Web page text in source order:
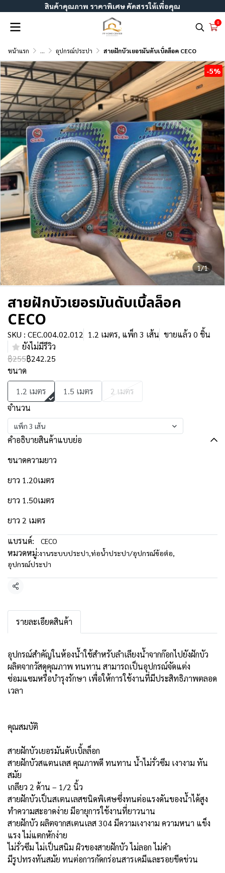
สินค้าคุณภาพ ราคาพิเศษ คัดสรรให้เพื่อคุณ
0
หน้าแรก ... อุปกรณ์ประปา สายฝักบัวเยอรมันดับเบิ้ลล็อค CECO
1/1
-5%
สายฝักบัวเยอรมันดับเบิ้ลล็อค
CECO
SKU : CEC.004.02.012 1.2 เมตร, แพ็ก 3 เส้น ขายแล้ว 0 ชิ้น
ยังไม่มีรีวิว
฿255฿242.25
ขนาด
1.2 เมตร
1.5 เมตร
2 เมตร
จำนวน
แพ็ก 3 เส้น
คำอธิบายสินค้าแบบย่อ
ขนาดความยาว
ยาว 1.20เมตร
ยาว 1.50เมตร
ยาว 2 เมตร
แบรนด์:
CECO
หมวดหมู่:งานระบบประปา,ท่อน้ำประปา/อุปกรณ์ข้อต่อ,
อุปกรณ์ประปา
แชร์
รายละเอียดสินค้า
อุปกรณ์สำคัญในห้องน้ำใช้สำหรับลำเลียงน้ำจากก๊อกไปยังฝักบัว
ผลิตจากวัสดุคุณภาพ ทนทาน สามารถเป็นอุปกรณ์จัดแต่ง
ซ่อมแซมหรือบำรุงรักษา เพื่อให้การใช้งานที่มีประสิทธิภาพตลอด
เวลา
คุณสมบัติ
สายฝักบัวเยอรมันดับเบิ้ลล็อก
สายฝักบัวสแตนเลส คุณภาพดี ทนทาน น้ำไม่รั่วซึม เงางาม ทัน
สมัย
เกลียว 2 ด้าน – 1/2 นิ้ว
สายฝักบัวเป็นสเตนเลสชนิดพิเศษซึ่งทนต่อแรงดันของน้ำได้สูง
ทำความสะอาดง่าย มีอายุการใช้งานที่ยาวนาน
สายฝักบัว ผลิตจากสเตนเลส 304 มีความเงางาม ความหนา แข็ง
แรง ไม่แตกหักง่าย
ไม่รั่วซึม ไม่เป็นสนิม ผิวของสายฝักบัว ไม่ลอก ไม่ดำ
มีรูปทรงทันสมัย ทนต่อการกัดกร่อนสารเคมีและรอยขีดข่วน